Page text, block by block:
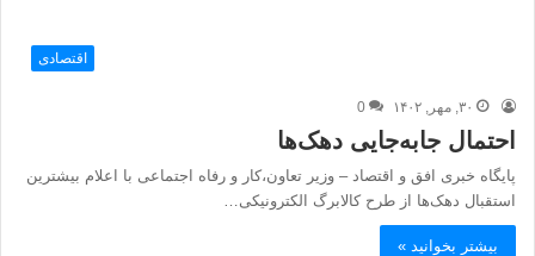
اقتصادی
۳۰, مهر, ۱۴۰۲ 0
احتمال جابه‌جایی دهک‌ها
پایگاه خبری افق و اقتصاد – وزیر تعاون،کار و رفاه اجتماعی با اعلام بیشترین
استقبال دهک‌ها از طرح کالابرگ الکترونیکی…
بیشتر بخوانید »